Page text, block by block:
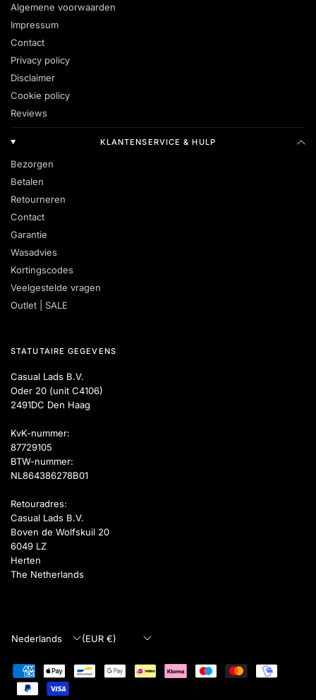
Algemene voorwaarden
Impressum
Contact
Privacy policy
Disclaimer
Cookie policy
Reviews
KLANTENSERVICE & HULP
Bezorgen
Betalen
Retourneren
Contact
Garantie
Wasadvies
Kortingscodes
Veelgestelde vragen
Outlet | SALE
STATUTAIRE GEGEVENS
Casual Lads B.V.
Oder 20 (unit C4106)
2491DC Den Haag
KvK-nummer:
87729105
BTW-nummer:
NL864386278B01
Retouradres:
Casual Lads B.V.
Boven de Wolfskuil 20
6049 LZ
Herten
The Netherlands
Land/regio
Land/regio